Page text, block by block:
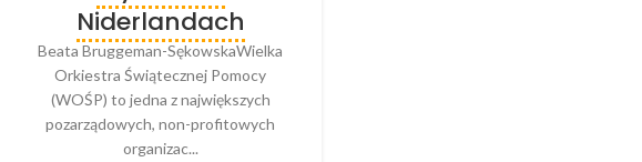
Niderlandach
Beata Bruggeman-SękowskaWielka
Orkiestra Świątecznej Pomocy
(WOŚP) to jedna z największych
pozarządowych, non-profitowych
organizac...